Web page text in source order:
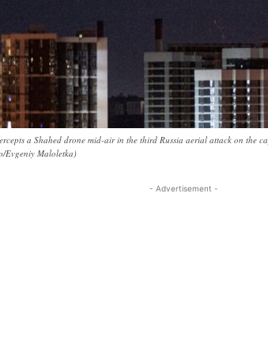
a Shahed drone mid-air in the third Russia aerial attack on the
Evgeniy Maloletka)
- Advertisement -